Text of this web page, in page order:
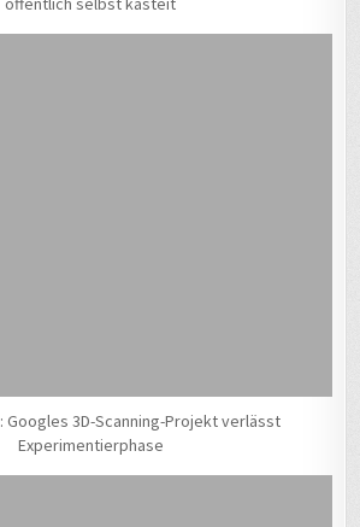
Googles 3D-Scanning-Projekt verlässt
Experimentierphase